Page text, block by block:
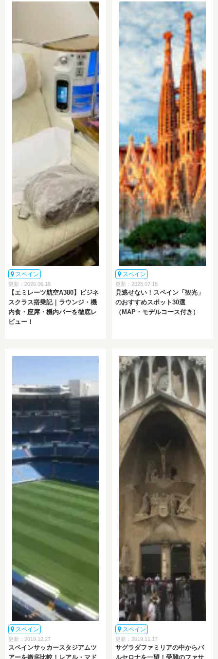
スペイン
更新：2026.06.18
【エミレーツ航空A380】ビジネ
スクラス搭乗記｜ラウンジ・機
内食・座席・機内バーを徹底レ
ビュー！
スペイン
更新：2025.07.15
見逃せない！スペイン「観光」
のおすすめスポット30選
（MAP・モデルコース付き）
スペイン
更新：2019.12.27
スペインサッカースタジアムツ
アーを徹底比較！レアル・マド
スペイン
更新：2019.11.17
サグラダファミリアの中からバ
ルセロナを一望！受難のファサ